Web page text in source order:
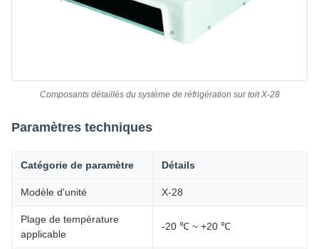
Composants détaillés du système de réfrigération sur toit X-28
Paramètres techniques
Catégorie de paramètre Détails
Modèle d'unité X-28
Plage de température
applicable
-20 ℃ ~ +20 ℃